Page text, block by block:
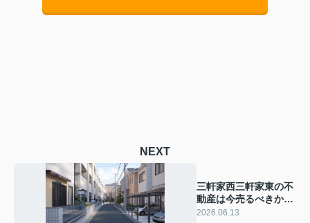
NEXT
三軒家西三軒家東の不
動産は今売るべきか？
相場を知り売却タイミ
2026.06.13